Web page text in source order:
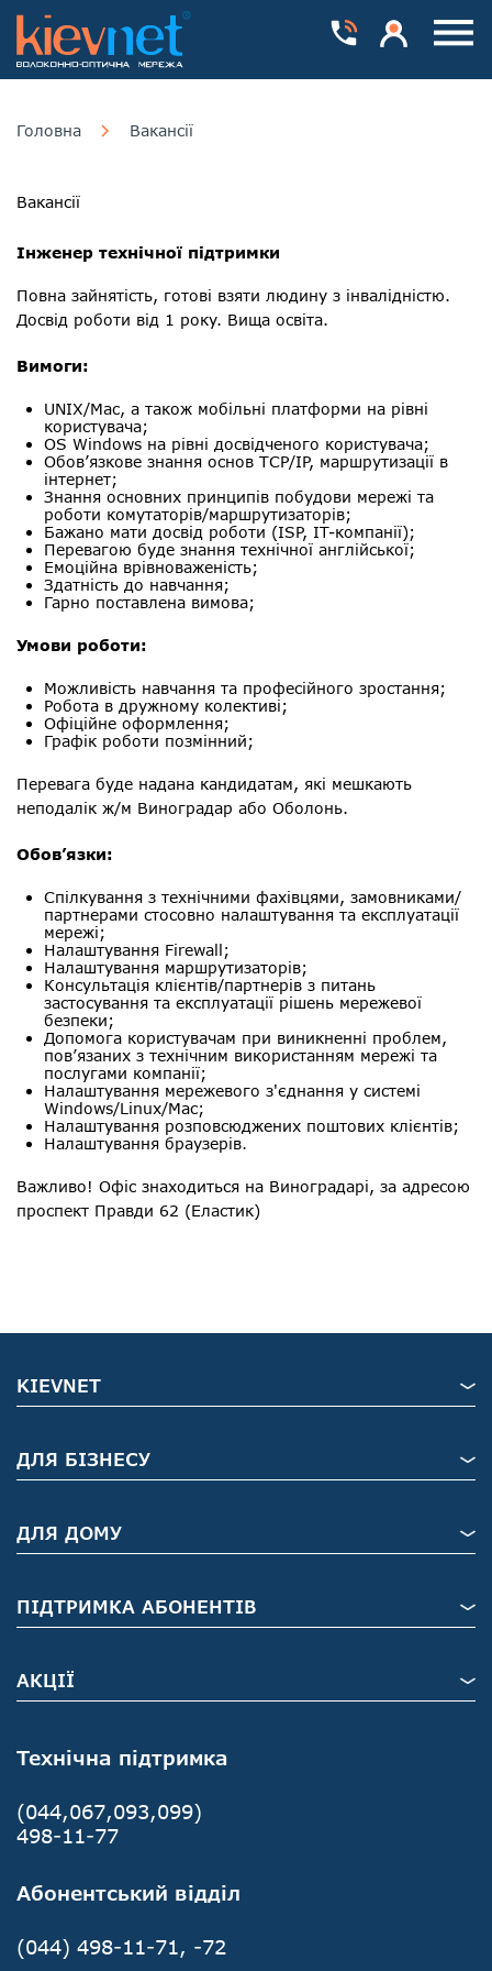
Головна Вакансії
Вакансії
Інженер технічної підтримки
Повна зайнятість, готові взяти людину з інвалідністю.
Досвід роботи від 1 року. Вища освіта.
Вимоги:
UNIX/Mac, а також мобільні платформи на рівні
користувача;
OS Windows на рівні досвідченого користувача;
Обов’язкове знання основ TCP/IP, маршрутизації в
інтернет;
Знання основних принципів побудови мережі та
роботи комутаторів/маршрутизаторів;
Бажано мати досвід роботи (ISP, IT-компанії);
Перевагою буде знання технічної англійської;
Емоційна врівноваженість;
Здатність до навчання;
Гарно поставлена вимова;
Умови роботи:
Можливість навчання та професійного зростання;
Робота в дружному колективі;
Офіційне оформлення;
Графік роботи позмінний;
Перевага буде надана кандидатам, які мешкають
неподалік ж/м Виноградар або Оболонь.
Обов’язки:
Спілкування з технічними фахівцями, замовниками/
партнерами стосовно налаштування та експлуатації
мережі;
Налаштування Firewall;
Налаштування маршрутизаторів;
Консультація клієнтів/партнерів з питань
застосування та експлуатації рішень мережевої
безпеки;
Допомога користувачам при виникненні проблем,
пов’язаних з технічним використанням мережі та
послугами компанії;
Налаштування мережевого з'єднання у системі
Windows/Linux/Mac;
Налаштування розповсюджених поштових клієнтів;
Налаштування браузерів.
Важливо! Офіс знаходиться на Виноградарі, за адресою
проспект Правди 62 (Еластик)
Технічна підтримка
(044,067,093,099)
498-11-77
Абонентський відділ
(044) 498-11-71, -72
KIEVNET
ДЛЯ БІЗНЕСУ
ДЛЯ ДОМУ
ПІДТРИМКА АБОНЕНТІВ
АКЦІЇ